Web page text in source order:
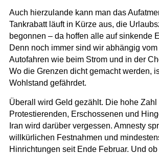
Auch hierzulande kann man das
Tankrabatt läuft in Kürze aus, die
begonnen – da hoffen alle auf sinkende
Denn noch immer sind wir abhängig
Autofahren wie beim Strom und in der
Wo die Grenzen dicht gemacht werden,
Wohlstand gefährdet.
Überall wird Geld gezählt. Die hohe Zahl
Protestierenden, Erschossenen und
Iran wird darüber vergessen. Amnesty
willkürlichen Festnahmen und
Hinrichtungen seit Ende Februar. Und